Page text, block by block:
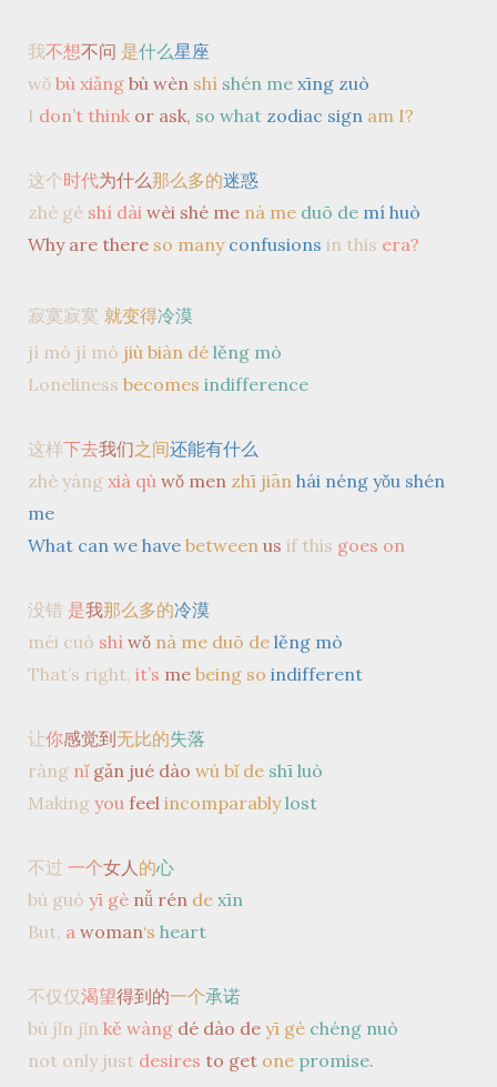
我不想不问 是什么星座
wǒ bù xiǎng bù wèn shì shén me xīng zuò
I don’t think or ask, so what zodiac sign am I?
这个时代为什么那么多的迷惑
zhè gè shí dài wèi shé me nà me duō de mí huò
Why are there so many confusions in this era?
寂寞寂寞 就变得冷漠
jì mò jì mò jiù biàn dé lěng mò
Loneliness becomes indifference
这样下去我们之间还能有什么
zhè yàng xià qù wǒ men zhī jiān hái néng yǒu shén
me
What can we have between us if this goes on
没错 是我那么多的冷漠
méi cuò shì wǒ nà me duō de lěng mò
That’s right, it’s me being so indifferent
让你感觉到无比的失落
ràng nǐ gǎn jué dào wú bǐ de shī luò
Making you feel incomparablylost
不过 一个女人 的心
bú guò yī gè nǚ rén de xīn
But, a woman‘s heart
不仅仅渴望得到的一个承诺
bù jǐn jǐn kě wàng dé dào de yī gè chéng nuò
not only justdesires to get one promise.